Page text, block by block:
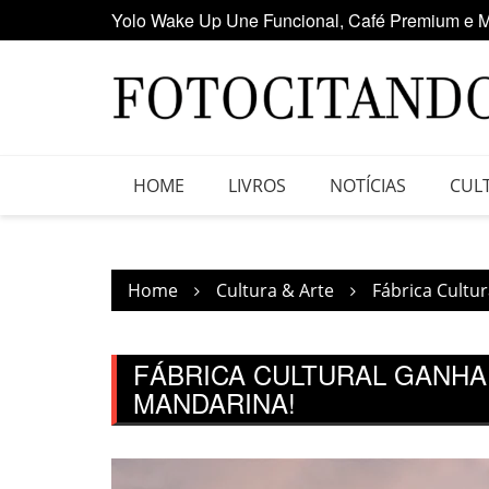
to
Maior clube de vinil da América Latina
HOME LIVROS NOTÍCIAS
Home Cultura & Arte Fábrica
FÁBRICA CULTURAL
MANDARINA!